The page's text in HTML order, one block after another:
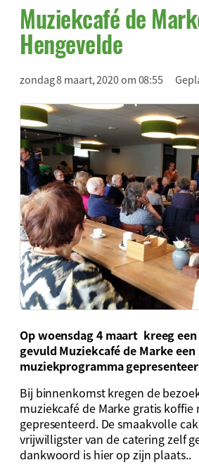
Muziekcafé de
Hengevelde
zondag 8 maart, 2020 om 08:55
Op woensdag 4 maart kreeg
gevuld Muziekcafé de Marke
muziekprogramma
Bij binnenkomst kregen de
muziekcafé de Marke gratis koffie
gepresenteerd. De smaakvolle
vrijwilligster van de catering zelf
dankwoord is hier op zijn plaats..